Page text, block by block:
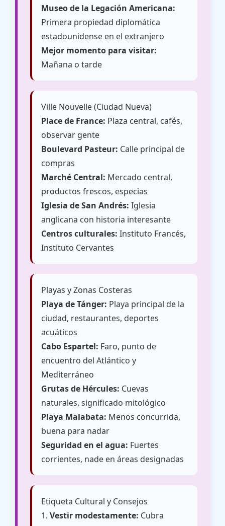
Museo de la Legación Americana:
Primera propiedad diplomática
estadounidense en el extranjero
Mejor momento para visitar:
Mañana o tarde
Ville Nouvelle (Ciudad Nueva)
Place de France: Plaza central, cafés,
observar gente
Boulevard Pasteur: Calle principal de
compras
Marché Central: Mercado central,
productos frescos, especias
Iglesia de San Andrés: Iglesia
anglicana con historia interesante
Centros culturales: Instituto Francés,
Instituto Cervantes
Playas y Zonas Costeras
Playa de Tánger: Playa principal de la
ciudad, restaurantes, deportes
acuáticos
Cabo Espartel: Faro, punto de
encuentro del Atlántico y
Mediterráneo
Grutas de Hércules: Cuevas
naturales, significado mitológico
Playa Malabata: Menos concurrida,
buena para nadar
Seguridad en el agua: Fuertes
corrientes, nade en áreas designadas
Etiqueta Cultural y Consejos
1. Vestir modestamente: Cubra